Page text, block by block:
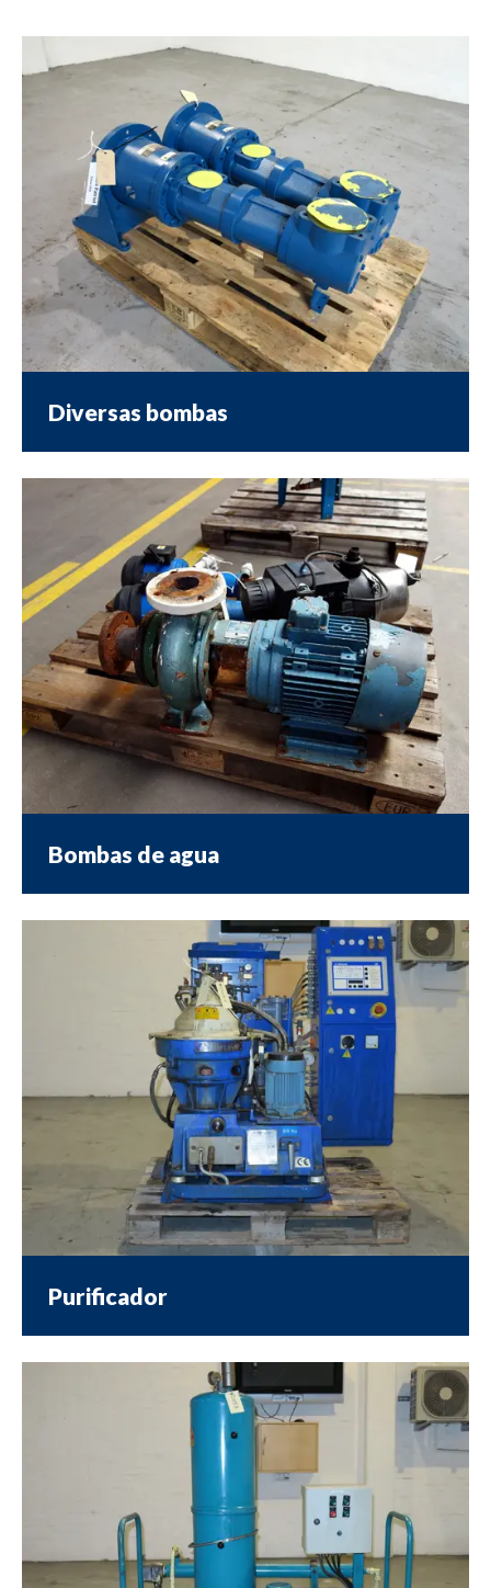
Diversas bombas
Bombas de agua
Purificador